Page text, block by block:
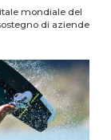
mondiale del
di aziende